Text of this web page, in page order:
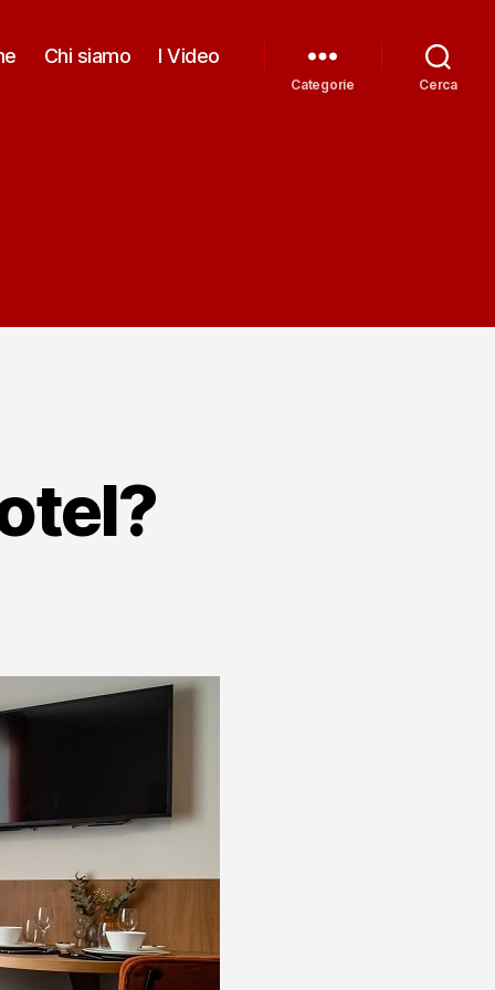
Chi siamo I Video
Categorie Cerca